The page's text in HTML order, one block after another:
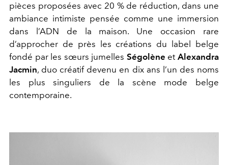
pièces proposées avec 20 % de réduction, dans une
ambiance intimiste pensée comme une immersion
dans l’ADN de la maison. Une occasion rare
d’approcher de près les créations du label belge
fondé par les sœurs jumelles Ségolène etAlexandra
Jacmin, duo créatif devenu en dix ans l’un des noms
les plus singuliers de la scène mode belge
contemporaine.